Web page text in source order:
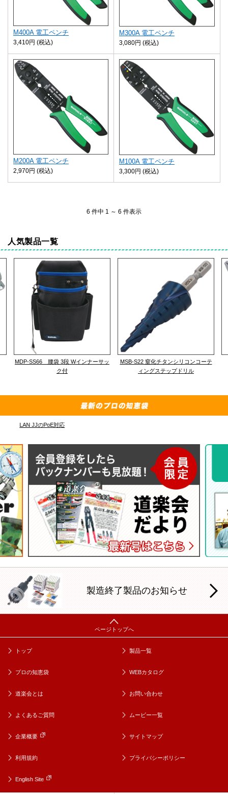
M400A 電工ペンチ
3,410円 (税込)
M300A 電工ペンチ
3,080円 (税込)
M200A 電工ペンチ
2,970円 (税込)
M100A 電工ペンチ
3,300円 (税込)
6 件中 1 ～ 6 件表示
人気製品一覧
MDP-SS66 腰袋 3段 Wインナーサッ
ク付
MSB-S22 窒化チタンシリコンコーテ
ィングステップドリル
LAN JJのPoE対応
製造終了製品のお知らせ
トップ 製品一覧
プロの知恵袋 WEBカタログ
道楽会とは お問い合わせ
よくあるご質問 ムービー一覧
企業概要 サイトマップ
利用規約 プライバシーポリシー
English Site